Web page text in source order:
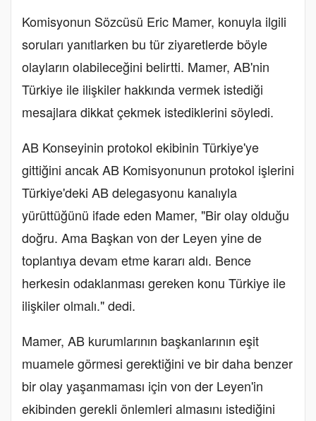
Komisyonun Sözcüsü Eric Mamer, konuyla ilgili
soruları yanıtlarken bu tür ziyaretlerde böyle
olayların olabileceğini belirtti. Mamer, AB'nin
Türkiye ile ilişkiler hakkında vermek istediği
mesajlara dikkat çekmek istediklerini söyledi.
AB Konseyinin protokol ekibinin Türkiye'ye
gittiğini ancak AB Komisyonunun protokol işlerini
Türkiye'deki AB delegasyonu kanalıyla
yürüttüğünü ifade eden Mamer, "Bir olay olduğu
doğru. Ama Başkan von der Leyen yine de
toplantıya devam etme kararı aldı. Bence
herkesin odaklanması gereken konu Türkiye ile
ilişkiler olmalı." dedi.
Mamer, AB kurumlarının başkanlarının eşit
muamele görmesi gerektiğini ve bir daha benzer
bir olay yaşanmaması için von der Leyen'in
ekibinden gerekli önlemleri almasını istediğini